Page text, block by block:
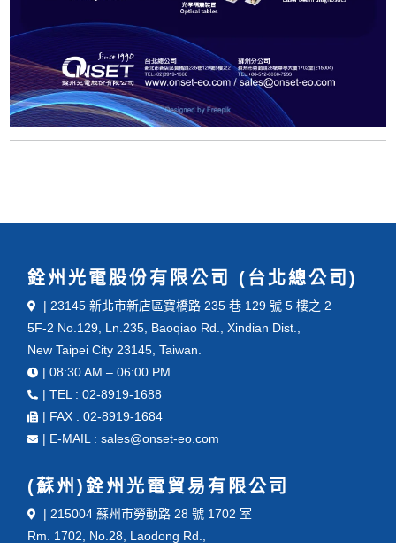
銓州光電股份有限公司 (台北總公司)
| 23145 新北市新店區寶橋路 235 巷 129 號 5 樓之 2
5F-2 No.129, Ln.235, Baoqiao Rd., Xindian Dist.,
New Taipei City 23145, Taiwan.
| 08:30 AM – 06:00 PM
| TEL : 02-8919-1688
| FAX : 02-8919-1684
| E-MAIL : sales@onset-eo.com
(蘇州)銓州光電貿易有限公司
| 215004 蘇州市勞動路 28 號 1702 室
Rm. 1702, No.28, Laodong Rd.,